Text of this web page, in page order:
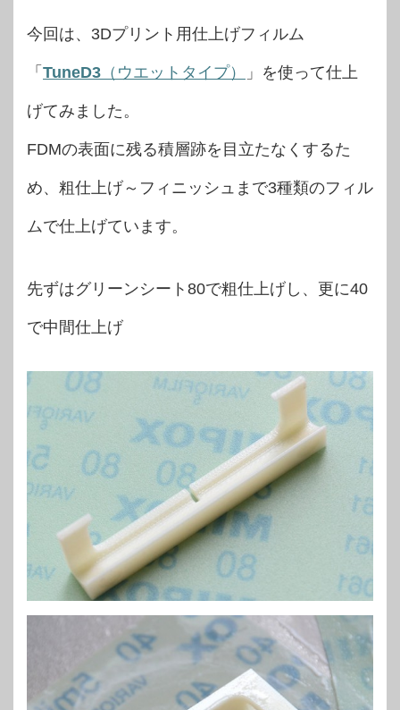
今回は、3Dプリント用仕上げフィルム
「 TuneD3 （ウエットタイプ） 」を使って仕上
げてみました。
FDMの表面に残る積層跡を目立たなくするた
め、粗仕上げ～フィニッシュまで3種類のフィル
ムで仕上げています。
先ずはグリーンシート80で粗仕上げし、更に40
で中間仕上げ